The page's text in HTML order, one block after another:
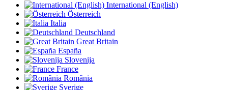
International (English)
Österreich
Italia
Deutschland
Great Britain
España
Slovenija
France
România
Sverige